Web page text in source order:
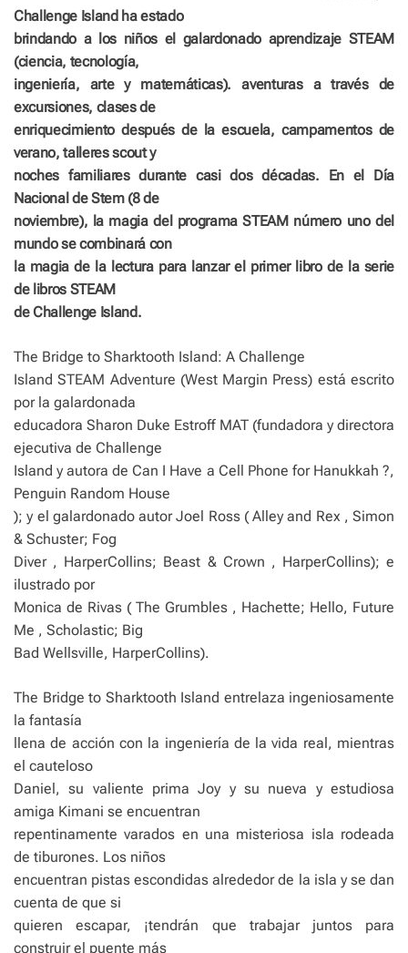
Challenge Island ha estado
brindando a los niños el galardonado aprendizaje STEAM
(ciencia, tecnología,
ingeniería, arte y matemáticas). aventuras a través de
excursiones, clases de
enriquecimiento después de la escuela, campamentos de
verano, talleres scout y
noches familiares durante casi dos décadas. En el Día
Nacional de Stem (8 de
noviembre), la magia del programa STEAM número uno del
mundo se combinará con
la magia de la lectura para lanzar el primer libro de la serie
de libros STEAM
de Challenge Island.
The Bridge to Sharktooth Island: A Challenge
Island STEAM Adventure (West Margin Press) está escrito
por la galardonada
educadora Sharon Duke Estroff MAT (fundadora y directora
ejecutiva de Challenge
Island y autora de Can I Have a Cell Phone for Hanukkah ?,
Penguin Random House
); y el galardonado autor Joel Ross ( Alley and Rex , Simon
& Schuster; Fog
Diver , HarperCollins; Beast & Crown , HarperCollins); e
ilustrado por
Monica de Rivas ( The Grumbles , Hachette; Hello, Future
Me , Scholastic; Big
Bad Wellsville, HarperCollins).
The Bridge to Sharktooth Island entrelaza ingeniosamente
la fantasía
llena de acción con la ingeniería de la vida real, mientras
el cauteloso
Daniel, su valiente prima Joy y su nueva y estudiosa
amiga Kimani se encuentran
repentinamente varados en una misteriosa isla rodeada
de tiburones. Los niños
encuentran pistas escondidas alrededor de la isla y se dan
cuenta de que si
quieren escapar, ¡tendrán que trabajar juntos para
construir el puente más